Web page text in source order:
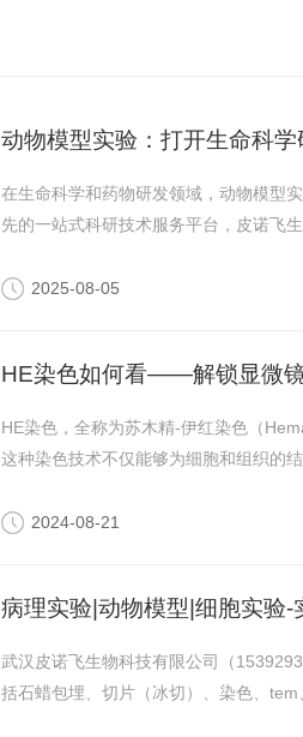
动物模型实验：打开生命科
在生命科学和药物研发领域，动物模型
先的一站式科研技术服务平台，皮诺飞
2025-08-05
HE染色如何看——解锁显微
HE染色，全称为苏木精-伊红染色（
这种染色技术不仅能够为细胞和组织的
2024-08-21
病理实验|动物模型|细胞实验
武汉皮诺飞生物科技有限公司（
括石蜡包埋、切片（冰切）、染色、